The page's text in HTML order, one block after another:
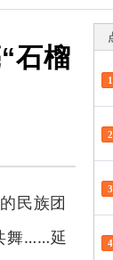
石榴
民族团
舞……延